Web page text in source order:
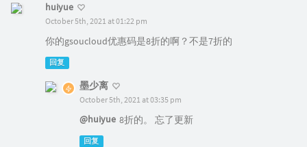
huiyue
October 5th, 2021 at 01:22 pm
你的gsoucloud优惠码是8折的啊？不是7折的
回复
墨少离
October 5th, 2021 at 03:35 pm
@huiyue 8折的。 忘了更新
回复